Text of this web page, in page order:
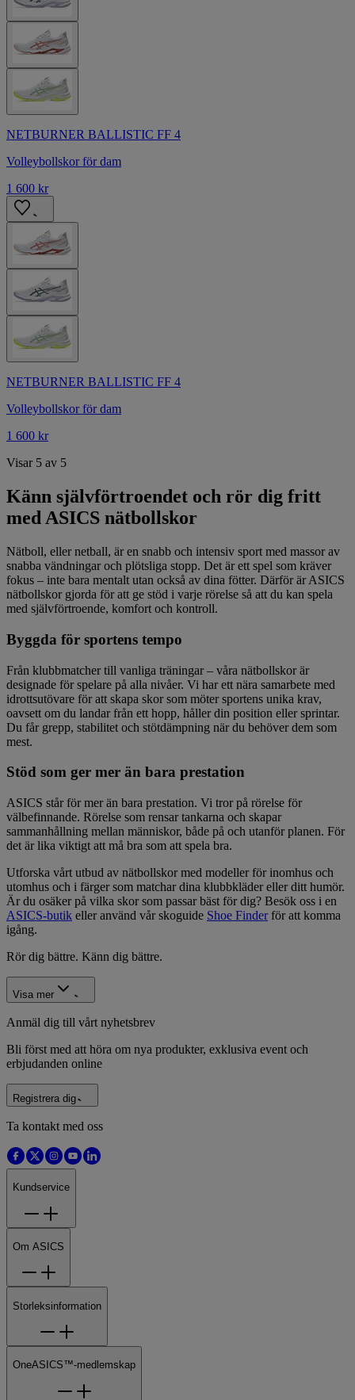
NETBURNER BALLISTIC FF 4
Volleybollskor för dam
1 600 kr
NETBURNER BALLISTIC FF 4
Volleybollskor för dam
1 600 kr
Visar 5 av 5
Känn självförtroendet och rör dig fritt
med ASICS nätbollskor
Nätboll, eller netball, är en snabb och intensiv sport med massor av
snabba vändningar och plötsliga stopp. Det är ett spel som kräver
fokus – inte bara mentalt utan också av dina fötter. Därför är ASICS
nätbollskor gjorda för att ge stöd i varje rörelse så att du kan spela
med självförtroende, komfort och kontroll.
Byggda för sportens tempo
Från klubbmatcher till vanliga träningar – våra nätbollskor är
designade för spelare på alla nivåer. Vi har ett nära samarbete med
idrottsutövare för att skapa skor som möter sportens unika krav,
oavsett om du landar från ett hopp, håller din position eller sprintar.
Du får grepp, stabilitet och stötdämpning när du behöver dem som
mest.
Stöd som ger mer än bara prestation
ASICS står för mer än bara prestation. Vi tror på rörelse för
välbefinnande. Rörelse som rensar tankarna och skapar
sammanhållning mellan människor, både på och utanför planen. För
det är lika viktigt att må bra som att spela bra.
Utforska vårt utbud av nätbollskor med modeller för inomhus och
utomhus och i färger som matchar dina klubbkläder eller ditt humör.
Är du osäker på vilka skor som passar bäst för dig? Besök oss i en
ASICS-butik eller använd vår skoguide Shoe Finderför att komma
igång.
Rör dig bättre. Känn dig bättre.
Visa mer
Anmäl dig till vårt nyhetsbrev
Bli först med att höra om nya produkter, exklusiva event och
erbjudanden online
Registrera dig
Ta kontakt med oss
Kundservice
Om ASICS
Storleksinformation
OneASICS™-medlemskap